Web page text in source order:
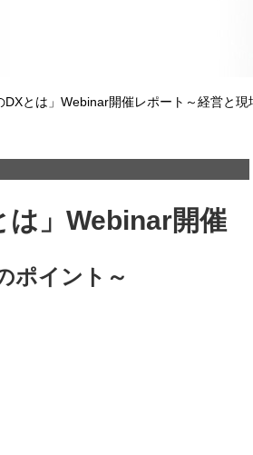
DXとは」Webinar開催レポート～経営と
は」Webinar開催
ポイント～